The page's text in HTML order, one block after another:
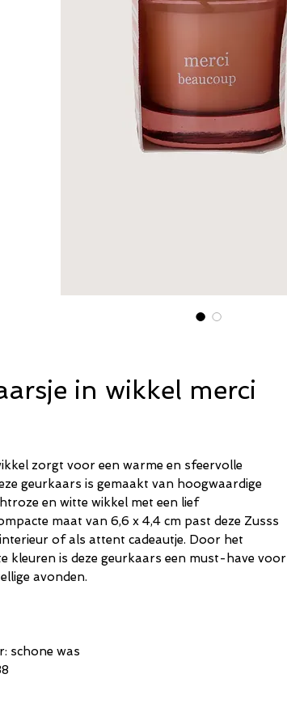
in wikkel merci
zorgt voor een warme en sfeervolle
geurkaars is gemaakt van hoogwaardige
en witte wikkel met een lief
maat van 6,6 x 4,4 cm past deze Zusss
of als attent cadeautje. Door het
kleuren is deze geurkaars een must-have voor
avonden.
schone was